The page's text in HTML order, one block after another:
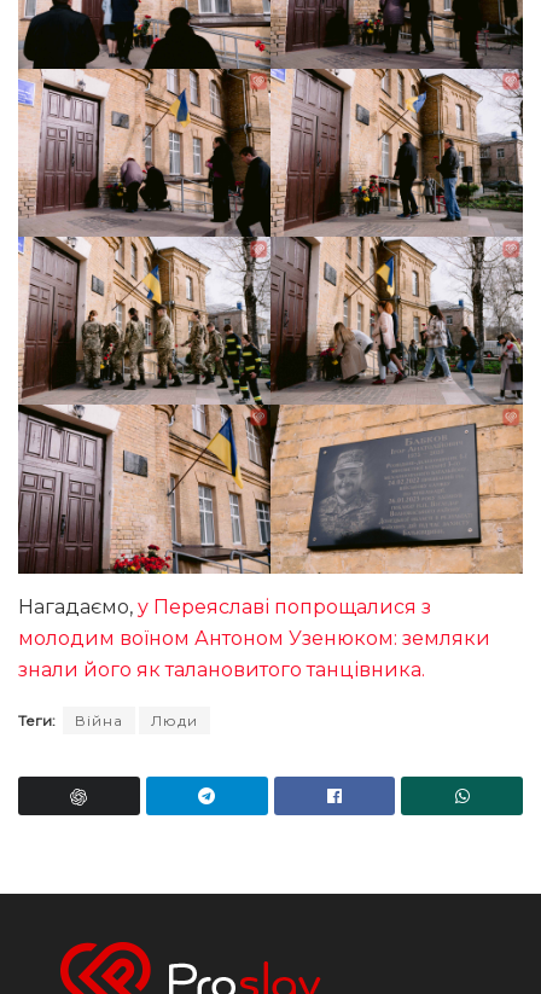
Нагадаємо, у Переяславі попрощалися з
молодим воїном Антоном Узенюком: земляки
знали його як талановитого танцівника.
Теги: Війна Люди